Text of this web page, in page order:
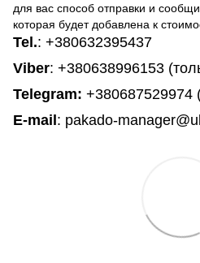
для вас способ отправки и
которая будет добавлена к
Tel.: +380632395437
Viber: +380638996153
Telegram: +380687529974
E-mail : pakado-